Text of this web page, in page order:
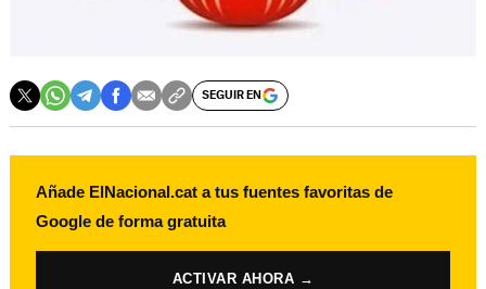
SEGUIR EN
Añade ElNacional.cat a tus fuentes favoritas de
Google de forma gratuita
ACTIVAR AHORA →